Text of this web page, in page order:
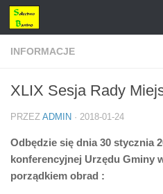
Przejdź do treści
INFORMACJE
XLIX Sesja Rady
PRZEZ ADMIN · 2018-01-24
Odbędzie się dnia 30 stycznia
konferencyjnej Urzędu Gminy
porządkiem obrad :